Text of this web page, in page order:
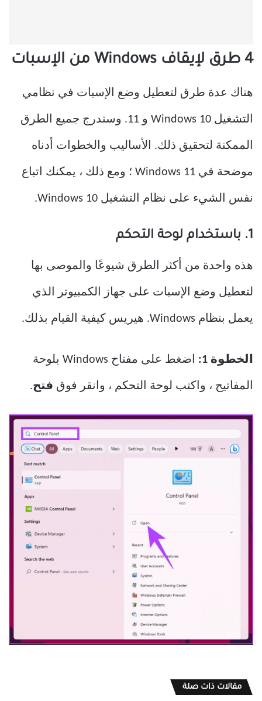
4 طرق لإيقاف Windows من الإسبات
هناك عدة طرق لتعطيل وضع الإسبات في نظامي
التشغيل Windows 10 و 11. وسندرج جميع الطرق
الممكنة لتحقيق ذلك. الأساليب والخطوات أدناه
موضحة في Windows 11 ؛ ومع ذلك ، يمكنك اتباع
نفس الشيء على نظام التشغيل Windows 10.
1. باستخدام لوحة التحكم
هذه واحدة من أكثر الطرق شيوعًا والموصى بها
لتعطيل وضع الإسبات على جهاز الكمبيوتر الذي
يعمل بنظام Windows. هيريس كيفية القيام بذلك.
الخطوة 1: اضغط على مفتاح Windows بلوحة
المفاتيح ، واكتب لوحة التحكم ، وانقر فوق فتح.
مقالات ذات صلة